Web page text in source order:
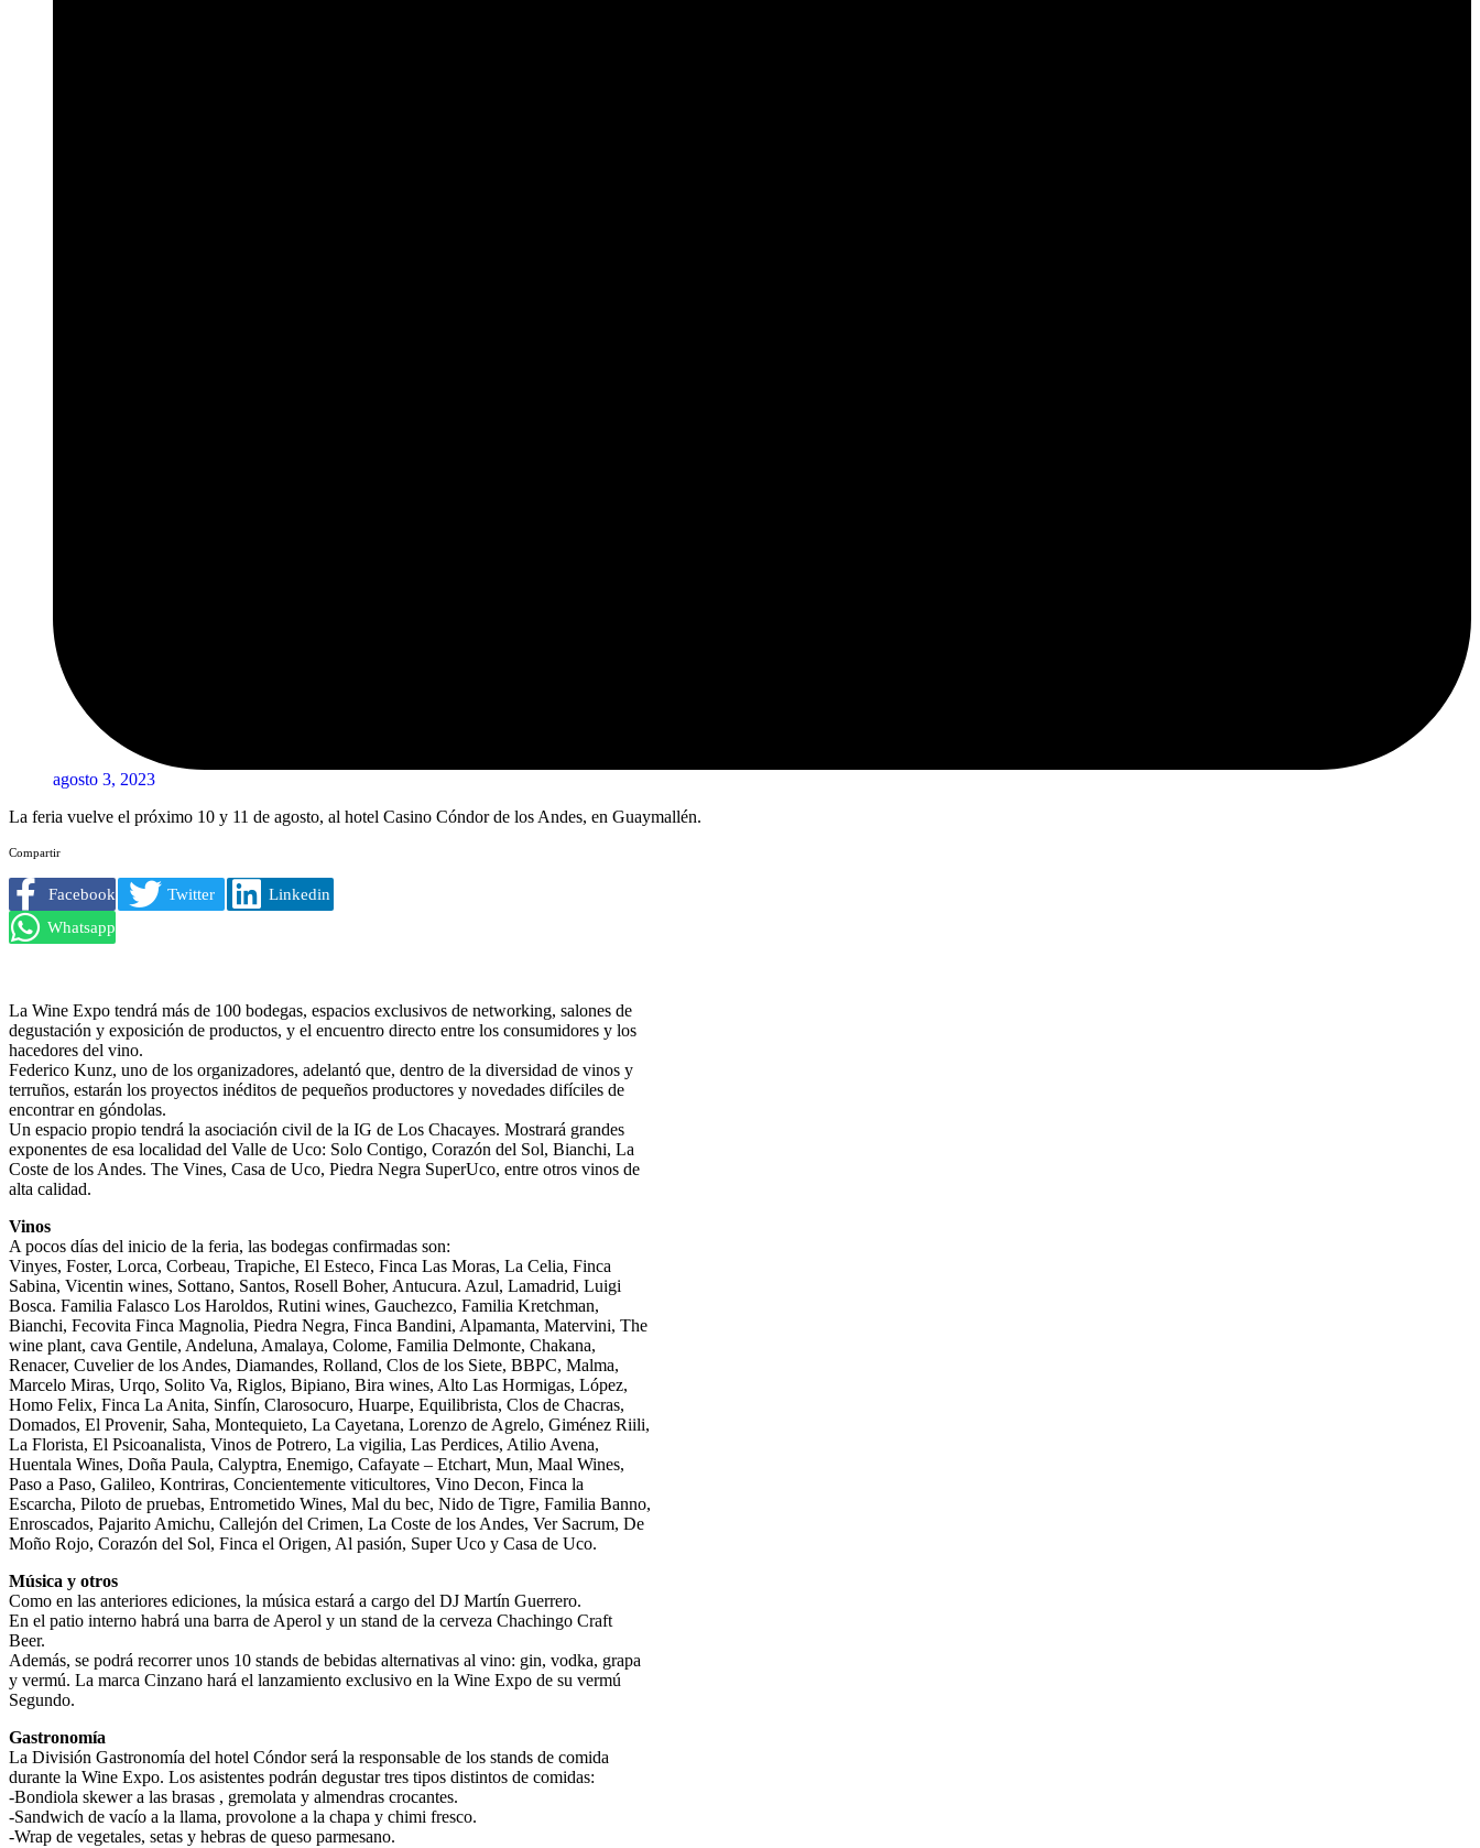
agosto 3, 2023
La feria vuelve el próximo 10 y 11 de agosto, al hotel Casino Cóndor de los Andes, en Guaymallén.
Compartir
Facebook Twitter
Linkedin
Whatsapp
La Wine Expo tendrá más de 100 bodegas, espacios exclusivos de networking, salones de
degustación y exposición de productos, y el encuentro directo entre los consumidores y los
hacedores del vino.
Federico Kunz, uno de los organizadores, adelantó que, dentro de la diversidad de vinos y
terruños, estarán los proyectos inéditos de pequeños productores y novedades difíciles de
encontrar en góndolas.
Un espacio propio tendrá la asociación civil de la IG de Los Chacayes. Mostrará grandes
exponentes de esa localidad del Valle de Uco: Solo Contigo, Corazón del Sol, Bianchi, La
Coste de los Andes. The Vines, Casa de Uco, Piedra Negra SuperUco, entre otros vinos de
alta calidad.
Vinos
A pocos días del inicio de la feria, las bodegas confirmadas son:
Vinyes, Foster, Lorca, Corbeau, Trapiche, El Esteco, Finca Las Moras, La Celia, Finca
Sabina, Vicentin wines, Sottano, Santos, Rosell Boher, Antucura. Azul, Lamadrid, Luigi
Bosca. Familia Falasco Los Haroldos, Rutini wines, Gauchezco, Familia Kretchman,
Bianchi, Fecovita Finca Magnolia, Piedra Negra, Finca Bandini, Alpamanta, Matervini, The
wine plant, cava Gentile, Andeluna, Amalaya, Colome, Familia Delmonte, Chakana,
Renacer, Cuvelier de los Andes, Diamandes, Rolland, Clos de los Siete, BBPC, Malma,
Marcelo Miras, Urqo, Solito Va, Riglos, Bipiano, Bira wines, Alto Las Hormigas, López,
Homo Felix, Finca La Anita, Sinfín, Clarosocuro, Huarpe, Equilibrista, Clos de Chacras,
Domados, El Provenir, Saha, Montequieto, La Cayetana, Lorenzo de Agrelo, Giménez Riili,
La Florista, El Psicoanalista, Vinos de Potrero, La vigilia, Las Perdices, Atilio Avena,
Huentala Wines, Doña Paula, Calyptra, Enemigo, Cafayate – Etchart, Mun, Maal Wines,
Paso a Paso, Galileo, Kontriras, Concientemente viticultores, Vino Decon, Finca la
Escarcha, Piloto de pruebas, Entrometido Wines, Mal du bec, Nido de Tigre, Familia Banno,
Enroscados, Pajarito Amichu, Callejón del Crimen, La Coste de los Andes, Ver Sacrum, De
Moño Rojo, Corazón del Sol, Finca el Origen, Al pasión, Super Uco y Casa de Uco.
Música y otros
Como en las anteriores ediciones, la música estará a cargo del DJ Martín Guerrero.
En el patio interno habrá una barra de Aperol y un stand de la cerveza Chachingo Craft
Beer.
Además, se podrá recorrer unos 10 stands de bebidas alternativas al vino: gin, vodka, grapa
y vermú. La marca Cinzano hará el lanzamiento exclusivo en la Wine Expo de su vermú
Segundo.
Gastronomía
La División Gastronomía del hotel Cóndor será la responsable de los stands de comida
durante la Wine Expo. Los asistentes podrán degustar tres tipos distintos de comidas:
-Bondiola skewer a las brasas , gremolata y almendras crocantes.
-Sandwich de vacío a la llama, provolone a la chapa y chimi fresco.
-Wrap de vegetales, setas y hebras de queso parmesano.